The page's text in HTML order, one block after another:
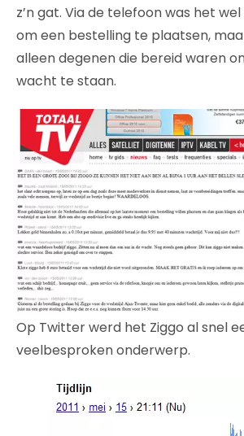
z’n gat. Via de telefoon was het
om een bestelling te plaatsen,
alleen degenen die bereid waren
wacht te staan.
Op Twitter werd het Ziggo al snel
veelbesproken onderwerp.